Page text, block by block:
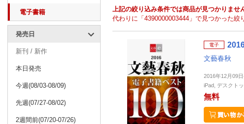
電子書籍
発売日
新刊 / 新作
本日発売
今週(08/03-08/09)
先週(07/27-08/02)
2週間前(07/20-07/26)
上記の絞り込み条件では商品が見つかりませ
代わりに「4390000003444」で見つかった絞
電子
文藝春秋
2016年12月09
iPad, デスクト
無料